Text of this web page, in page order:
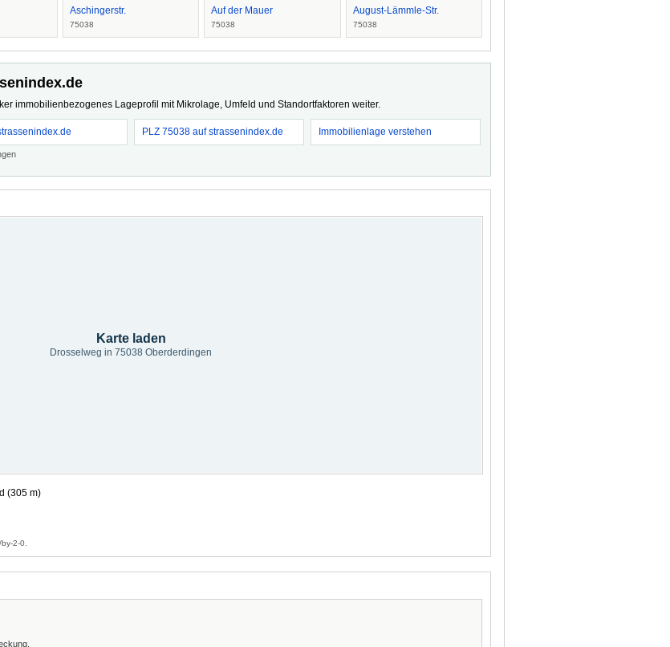
Aschingerstr.
75038
Auf der Mauer
75038
August-Lämmle-Str.
75038
immobilienbezogenes Lageprofil mit Mikrolage, Umfeld und Standortfaktoren weiter.
PLZ 75038 auf strassenindex.de Immobilienlage verstehen
Karte laden
Drosselweg in 75038 Oberderdingen
(305 m)
2-0.